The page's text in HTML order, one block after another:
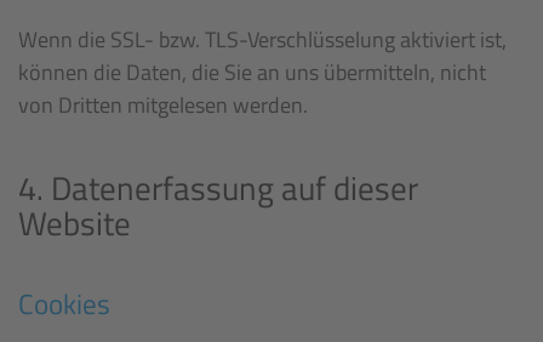
Wenn die SSL- bzw. TLS-Verschlüsselung aktiviert ist,
können die Daten, die Sie an uns übermitteln, nicht
von Dritten mitgelesen werden.
4. Datenerfassung auf dieser
Website
Cookies